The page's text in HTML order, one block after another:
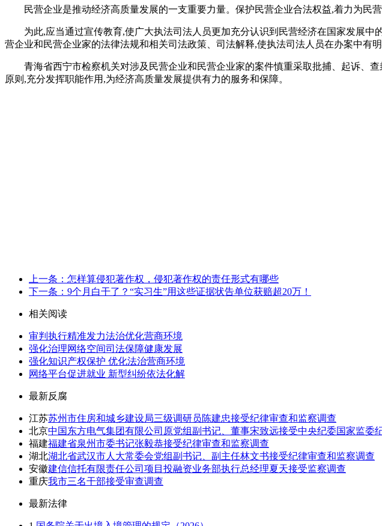
民营企业是推动经济高质量发展的一支重要力量。保护民营企业合法权益,着力为民
为此,应当通过宣传教育,使广大执法司法人员更加充分认识到民营经济在国家发展
营企业和民营企业家的法律法规和相关司法政策、司法解释,使执法司法人员在办案中有
青海省西宁市检察机关对涉及民营企业和民营企业家的案件慎重采取批捕、起诉、
原则,充分发挥职能作用,为经济高质量发展提供有力的服务和保障。
上一条：怎样算侵犯著作权，侵犯著作权的责任形式有哪些
下一条：9个月白干了？“实习生”用这些证据状告单位获赔超20万！
相关阅读
审判执行精准发力法治优化营商环境
强化治理网络空间司法保障健康发展
强化知识产权保护 优化法治营商环境
网络平台促进就业 新型纠纷依法化解
最新反腐
江苏苏州市住房和城乡建设局三级调研员陈建忠接受纪律审查和监察调查
北京中国东方电气集团有限公司原党组副书记、董事宋致远接受中央纪委国家监委
福建福建省泉州市委书记张毅恭接受纪律审查和监察调查
湖北湖北省武汉市人大常委会党组副书记、副主任林文书接受纪律审查和监察调查
安徽建信信托有限责任公司项目投融资业务部执行总经理夏天接受监察调查
重庆我市三名干部接受审查调查
最新法律